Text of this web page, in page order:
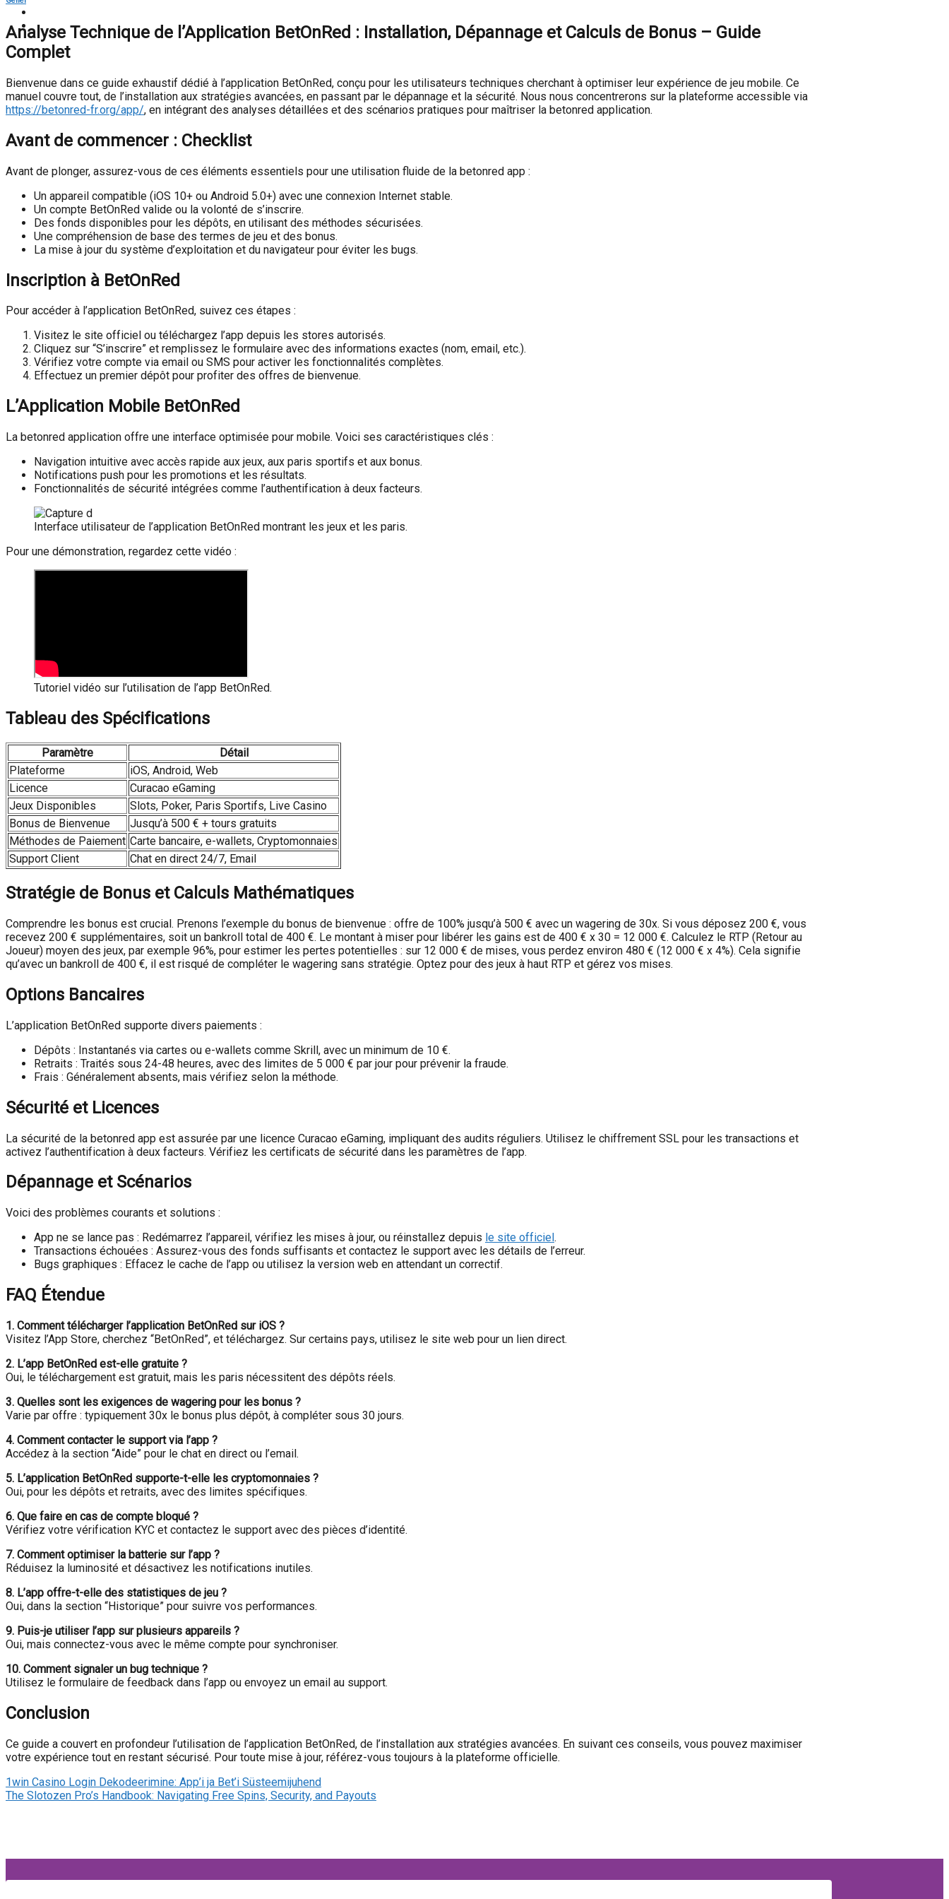
Analyse Technique de l’Application BetOnRed : Installation, Dépannage et Calculs de Bonus – Guide
Complet
Bienvenue dans ce guide exhaustif dédié à l’application BetOnRed, conçu pour les utilisateurs techniques cherchant à optimiser leur expérience de jeu mobile. Ce
manuel couvre tout, de l’installation aux stratégies avancées, en passant par le dépannage et la sécurité. Nous nous concentrerons sur la plateforme accessible via
https://betonred-fr.org/app/, en intégrant des analyses détaillées et des scénarios pratiques pour maîtriser la betonred application.
Avant de commencer : Checklist
Avant de plonger, assurez-vous de ces éléments essentiels pour une utilisation fluide de la betonred app :
Un appareil compatible (iOS 10+ ou Android 5.0+) avec une connexion Internet stable.
Un compte BetOnRed valide ou la volonté de s’inscrire.
Des fonds disponibles pour les dépôts, en utilisant des méthodes sécurisées.
Une compréhension de base des termes de jeu et des bonus.
La mise à jour du système d’exploitation et du navigateur pour éviter les bugs.
Inscription à BetOnRed
Pour accéder à l’application BetOnRed, suivez ces étapes :
Visitez le site officiel ou téléchargez l’app depuis les stores autorisés.
Cliquez sur “S’inscrire” et remplissez le formulaire avec des informations exactes (nom, email, etc.).
Vérifiez votre compte via email ou SMS pour activer les fonctionnalités complètes.
Effectuez un premier dépôt pour profiter des offres de bienvenue.
L’Application Mobile BetOnRed
La betonred application offre une interface optimisée pour mobile. Voici ses caractéristiques clés :
Navigation intuitive avec accès rapide aux jeux, aux paris sportifs et aux bonus.
Notifications push pour les promotions et les résultats.
Fonctionnalités de sécurité intégrées comme l’authentification à deux facteurs.
Interface utilisateur de l’application BetOnRed montrant les jeux et les paris.
Pour une démonstration, regardez cette vidéo :
Tutoriel vidéo sur l’utilisation de l’app BetOnRed.
Tableau des Spécifications
Paramètre
Détail
Plateforme
iOS, Android, Web
Licence
Curacao eGaming
Jeux Disponibles
Slots, Poker, Paris Sportifs, Live Casino
Bonus de Bienvenue
Jusqu’à 500 € + tours gratuits
Méthodes de Paiement Carte bancaire, e-wallets, Cryptomonnaies
Support Client
Chat en direct 24/7, Email
Stratégie de Bonus et Calculs Mathématiques
Comprendre les bonus est crucial. Prenons l’exemple du bonus de bienvenue : offre de 100% jusqu’à 500 € avec un wagering de 30x. Si vous déposez 200 €, vous
recevez 200 € supplémentaires, soit un bankroll total de 400 €. Le montant à miser pour libérer les gains est de 400 € x 30 = 12 000 €. Calculez le RTP (Retour au
Joueur) moyen des jeux, par exemple 96%, pour estimer les pertes potentielles : sur 12 000 € de mises, vous perdez environ 480 € (12 000 € x 4%). Cela signifie
qu’avec un bankroll de 400 €, il est risqué de compléter le wagering sans stratégie. Optez pour des jeux à haut RTP et gérez vos mises.
Options Bancaires
L’application BetOnRed supporte divers paiements :
Dépôts : Instantanés via cartes ou e-wallets comme Skrill, avec un minimum de 10 €.
Retraits : Traités sous 24-48 heures, avec des limites de 5 000 € par jour pour prévenir la fraude.
Frais : Généralement absents, mais vérifiez selon la méthode.
Sécurité et Licences
La sécurité de la betonred app est assurée par une licence Curacao eGaming, impliquant des audits réguliers. Utilisez le chiffrement SSL pour les transactions et
activez l’authentification à deux facteurs. Vérifiez les certificats de sécurité dans les paramètres de l’app.
Dépannage et Scénarios
Voici des problèmes courants et solutions :
App ne se lance pas : Redémarrez l’appareil, vérifiez les mises à jour, ou réinstallez depuis le site officiel .
Transactions échouées : Assurez-vous des fonds suffisants et contactez le support avec les détails de l’erreur.
Bugs graphiques : Effacez le cache de l’app ou utilisez la version web en attendant un correctif.
FAQ Étendue
1. Comment télécharger l’application BetOnRed sur iOS ?
Visitez l’App Store, cherchez “BetOnRed”, et téléchargez. Sur certains pays, utilisez le site web pour un lien direct.
2. L’app BetOnRed est-elle gratuite ?
Oui, le téléchargement est gratuit, mais les paris nécessitent des dépôts réels.
3. Quelles sont les exigences de wagering pour les bonus ?
Varie par offre : typiquement 30x le bonus plus dépôt, à compléter sous 30 jours.
4. Comment contacter le support via l’app ?
Accédez à la section “Aide” pour le chat en direct ou l’email.
5. L’application BetOnRed supporte-t-elle les cryptomonnaies ?
Oui, pour les dépôts et retraits, avec des limites spécifiques.
6. Que faire en cas de compte bloqué ?
Vérifiez votre vérification KYC et contactez le support avec des pièces d’identité.
7. Comment optimiser la batterie sur l’app ?
Réduisez la luminosité et désactivez les notifications inutiles.
8. L’app offre-t-elle des statistiques de jeu ?
Oui, dans la section “Historique” pour suivre vos performances.
9. Puis-je utiliser l’app sur plusieurs appareils ?
Oui, mais connectez-vous avec le même compte pour synchroniser.
10. Comment signaler un bug technique ?
Utilisez le formulaire de feedback dans l’app ou envoyez un email au support.
Conclusion
Ce guide a couvert en profondeur l’utilisation de l’application BetOnRed, de l’installation aux stratégies avancées. En suivant ces conseils, vous pouvez maximiser
votre expérience tout en restant sécurisé. Pour toute mise à jour, référez-vous toujours à la plateforme officielle.
1win Casino Login Dekodeerimine: App’i ja Bet’i Süsteemijuhend
The Slotozen Pro’s Handbook: Navigating Free Spins, Security, and Payouts